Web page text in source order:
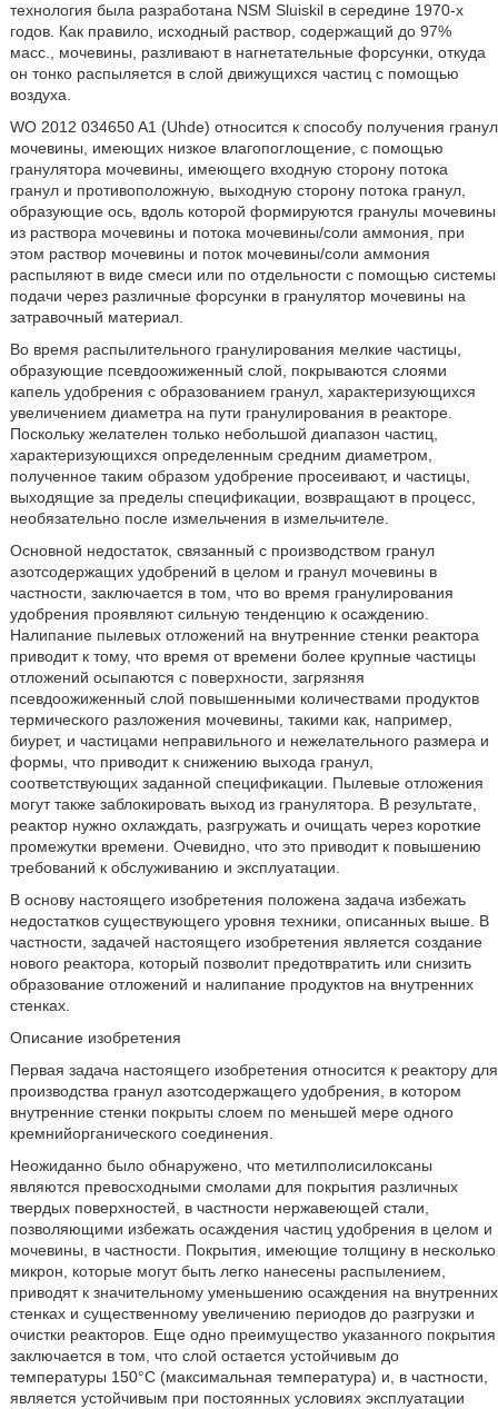
технология была разработана NSM Sluiskil в середине 1970-х
годов. Как правило, исходный раствор, содержащий до 97%
масс., мочевины, разливают в нагнетательные форсунки, откуда
он тонко распыляется в слой движущихся частиц с помощью
воздуха.
WO 2012 034650 A1 (Uhde) относится к способу получения гранул
мочевины, имеющих низкое влагопоглощение, с помощью
гранулятора мочевины, имеющего входную сторону потока
гранул и противоположную, выходную сторону потока гранул,
образующие ось, вдоль которой формируются гранулы мочевины
из раствора мочевины и потока мочевины/соли аммония, при
этом раствор мочевины и поток мочевины/соли аммония
распыляют в виде смеси или по отдельности с помощью системы
подачи через различные форсунки в гранулятор мочевины на
затравочный материал.
Во время распылительного гранулирования мелкие частицы,
образующие псевдоожиженный слой, покрываются слоями
капель удобрения с образованием гранул, характеризующихся
увеличением диаметра на пути гранулирования в реакторе.
Поскольку желателен только небольшой диапазон частиц,
характеризующихся определенным средним диаметром,
полученное таким образом удобрение просеивают, и частицы,
выходящие за пределы спецификации, возвращают в процесс,
необязательно после измельчения в измельчителе.
Основной недостаток, связанный с производством гранул
азотсодержащих удобрений в целом и гранул мочевины в
частности, заключается в том, что во время гранулирования
удобрения проявляют сильную тенденцию к осаждению.
Налипание пылевых отложений на внутренние стенки реактора
приводит к тому, что время от времени более крупные частицы
отложений осыпаются с поверхности, загрязняя
псевдоожиженный слой повышенными количествами продуктов
термического разложения мочевины, такими как, например,
биурет, и частицами неправильного и нежелательного размера и
формы, что приводит к снижению выхода гранул,
соответствующих заданной спецификации. Пылевые отложения
могут также заблокировать выход из гранулятора. В результате,
реактор нужно охлаждать, разгружать и очищать через короткие
промежутки времени. Очевидно, что это приводит к повышению
требований к обслуживанию и эксплуатации.
В основу настоящего изобретения положена задача избежать
недостатков существующего уровня техники, описанных выше. В
частности, задачей настоящего изобретения является создание
нового реактора, который позволит предотвратить или снизить
образование отложений и налипание продуктов на внутренних
стенках.
Описание изобретения
Первая задача настоящего изобретения относится к реактору для
производства гранул азотсодержащего удобрения, в котором
внутренние стенки покрыты слоем по меньшей мере одного
кремнийорганического соединения.
Неожиданно было обнаружено, что метилполисилоксаны
являются превосходными смолами для покрытия различных
твердых поверхностей, в частности нержавеющей стали,
позволяющими избежать осаждения частиц удобрения в целом и
мочевины, в частности. Покрытия, имеющие толщину в несколько
микрон, которые могут быть легко нанесены распылением,
приводят к значительному уменьшению осаждения на внутренних
стенках и существенному увеличению периодов до разгрузки и
очистки реакторов. Еще одно преимущество указанного покрытия
заключается в том, что слой остается устойчивым до
температуры 150°С (максимальная температура) и, в частности,
является устойчивым при постоянных условиях эксплуатации